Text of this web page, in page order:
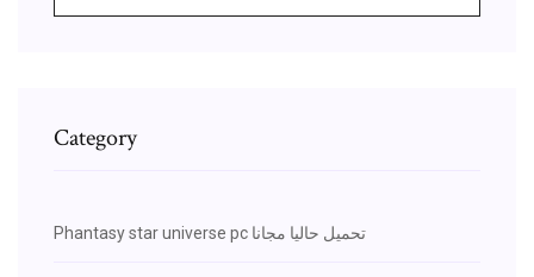
Category
Phantasy star universe pc تحميل حاليا مجانا